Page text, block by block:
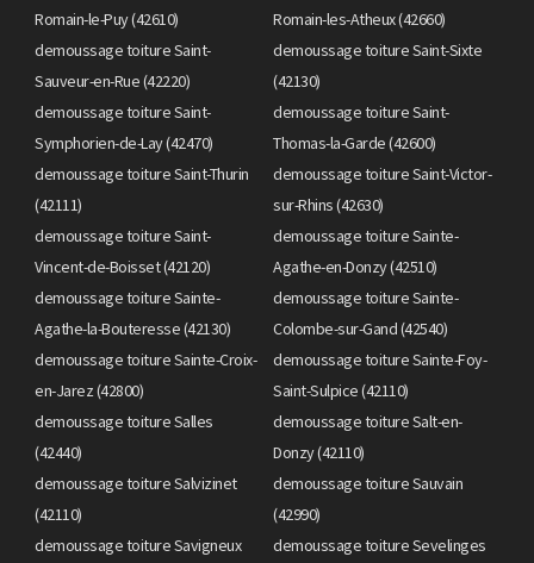
Romain-le-Puy (42610)
Romain-les-Atheux (42660)
demoussage toiture Saint-
Sauveur-en-Rue (42220)
demoussage toiture Saint-Sixte
(42130)
demoussage toiture Saint-
Symphorien-de-Lay (42470)
demoussage toiture Saint-
Thomas-la-Garde (42600)
demoussage toiture Saint-Thurin
(42111)
demoussage toiture Saint-Victor-
sur-Rhins (42630)
demoussage toiture Saint-
Vincent-de-Boisset (42120)
demoussage toiture Sainte-
Agathe-en-Donzy (42510)
demoussage toiture Sainte-
Agathe-la-Bouteresse (42130)
demoussage toiture Sainte-
Colombe-sur-Gand (42540)
demoussage toiture Sainte-Croix-
en-Jarez (42800)
demoussage toiture Sainte-Foy-
Saint-Sulpice (42110)
demoussage toiture Salles
(42440)
demoussage toiture Salt-en-
Donzy (42110)
demoussage toiture Salvizinet
(42110)
demoussage toiture Sauvain
(42990)
demoussage toiture Savigneux
demoussage toiture Sevelinges